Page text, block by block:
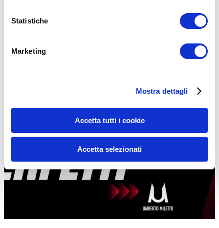
Statistiche
Marketing
Mostra dettagli
Accetta tutti i cookie
Accetta selezionati